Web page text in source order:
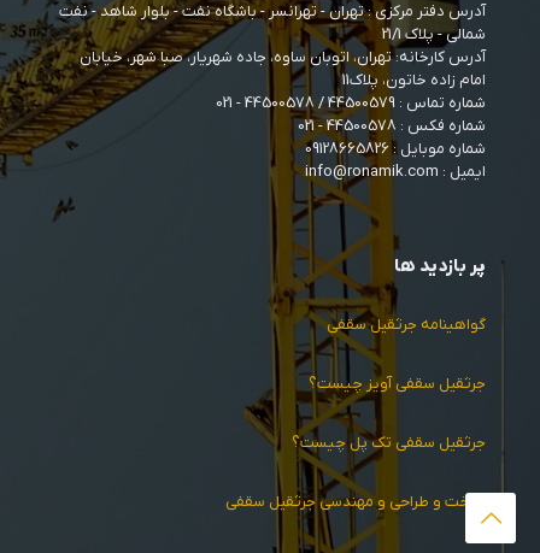
آدرس دفتر مرکزی : تهران - تهرانسر - باشگاه نفت - بلوار شاهد - نفت
شمالی - پلاک 21/1
آدرس کارخانه: تهران، اتوبان ساوه، جاده شهریار، صبا شهر، خیابان
امام زاده خاتون، پلاک11
شماره تماس : 44500579
/
44500578
- 021
شماره فکس : 44500578 - 021
شماره موبایل : 09128665826
ایمیل : info@ronamik.com
پر بازدید ها
گواهینامه جرثقیل سقفی
جرثقیل سقفی آویز چیست؟
جرثقیل سقفی تک پل چیست؟
ساخت و طراحی و مهندسی جرثقیل سقفی